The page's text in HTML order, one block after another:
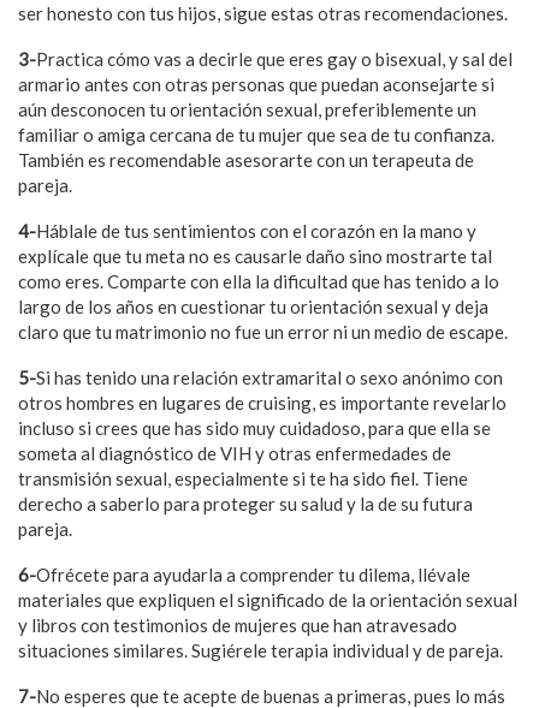
ser honesto con tus hijos, sigue estas otras recomendaciones.
3-Practica cómo vas a decirle que eres gay o bisexual, y sal del
armario antes con otras personas que puedan aconsejarte si
aún desconocen tu orientación sexual, preferiblemente un
familiar o amiga cercana de tu mujer que sea de tu confianza.
También es recomendable asesorarte con un terapeuta de
pareja.
4-Háblale de tus sentimientos con el corazón en la mano y
explícale que tu meta no es causarle daño sino mostrarte tal
como eres. Comparte con ella la dificultad que has tenido a lo
largo de los años en cuestionar tu orientación sexual y deja
claro que tu matrimonio no fue un error ni un medio de escape.
5-Si has tenido una relación extramarital o sexo anónimo con
otros hombres en lugares de cruising, es importante revelarlo
incluso si crees que has sido muy cuidadoso, para que ella se
someta al diagnóstico de VIH y otras enfermedades de
transmisión sexual, especialmente si te ha sido fiel. Tiene
derecho a saberlo para proteger su salud y la de su futura
pareja.
6-Ofrécete para ayudarla a comprender tu dilema, llévale
materiales que expliquen el significado de la orientación sexual
y libros con testimonios de mujeres que han atravesado
situaciones similares. Sugiérele terapia individual y de pareja.
7-No esperes que te acepte de buenas a primeras, pues lo más